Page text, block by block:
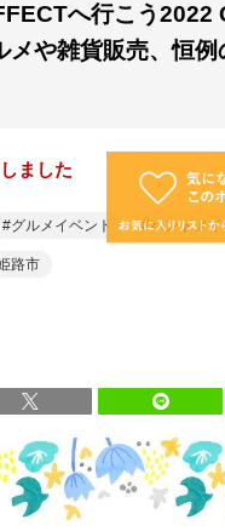
へ行こう2022
メや雑貨販売、恒例
ました
グルメイベント ハンドメ
路市